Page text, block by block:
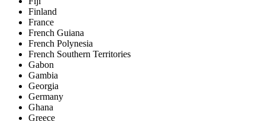
Finland
France
French Guiana
French Polynesia
French Southern Territories
Gabon
Gambia
Georgia
Germany
Ghana
Greece